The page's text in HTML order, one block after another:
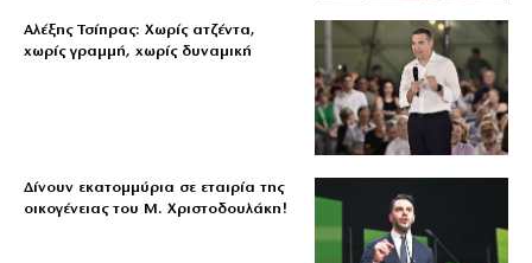
Αλέξης Τσίπρας: Χωρίς ατζέντα,
χωρίς γραμμή, χωρίς δυναμική
Δίνουν εκατομμύρια σε εταιρία της
οικογένειας του Μ. Χριστοδουλάκη!